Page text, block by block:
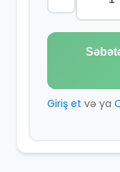
Giriş et və ya